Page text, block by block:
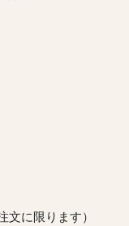
文に限ります）